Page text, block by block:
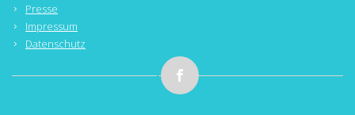
Presse
Impressum
Datenschutz